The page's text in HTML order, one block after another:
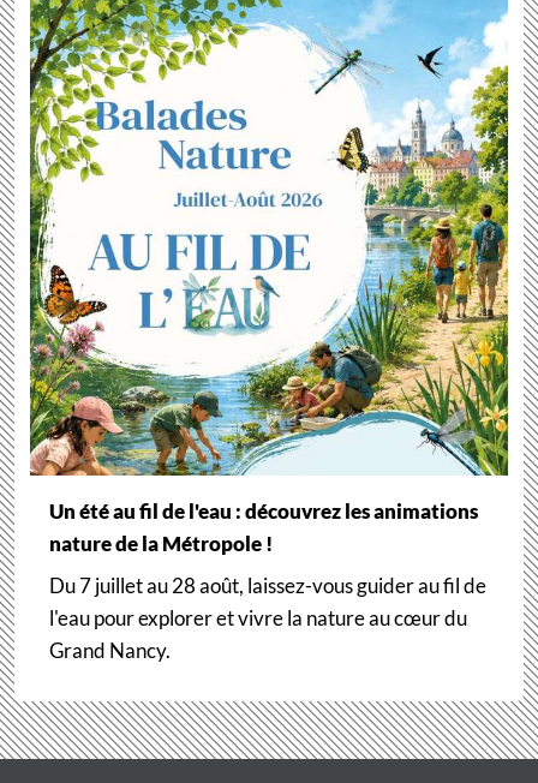
Un été au fil de l'eau : découvrez les animations
nature de la Métropole !
Du 7 juillet au 28 août, laissez-vous guider au fil de
l'eau pour explorer et vivre la nature au cœur du
Grand Nancy.